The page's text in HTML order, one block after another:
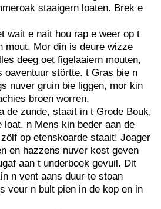
staaigern loaten. Brek e
wait e nait hou rap e weer op t
mout. Mor din is deure wizze
deeg oet figelaaiern mouten,
oaventuur störtte. t Gras bie n
nuver gruin bie liggen, mor kin
broen worren.
de zunde, staait in t Grode Bouk,
n Mens kin beder aan de
op etenskoarde staait! Joager
en hazzens nuver kost geven
aan t underboek gevuil. Dit
n vent aans duur te stoan
veur n bult pien in de kop en in